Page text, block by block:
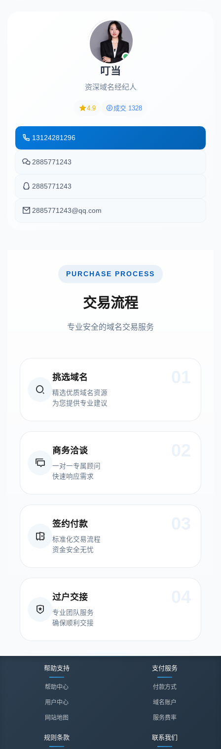
叮当
资深域名经纪人
4.9 成交 1328
13124281296
2885771243
2885771243
2885771243@qq.com
PURCHASE PROCESS
交易流程
专业安全的域名交易服务
挑选域名
精选优质域名资源
为您提供专业建议
商务洽谈
一对一专属顾问
快速响应需求
签约付款
标准化交易流程
资金安全无忧
过户交接
专业团队服务
确保顺利交接
帮助支持
帮助中心
用户中心
网站地图
支付服务
付款方式
域名账户
服务费率
规则条款 联系我们